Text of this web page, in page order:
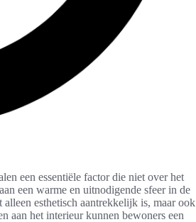
een essentiële factor die niet over het
een warme en uitnodigende sfeer in de
esthetisch aantrekkelijk is, maar ook
aan het interieur kunnen bewoners een